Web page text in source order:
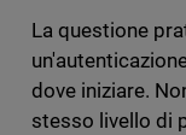
La questione
dove iniziare.
stesso livello di